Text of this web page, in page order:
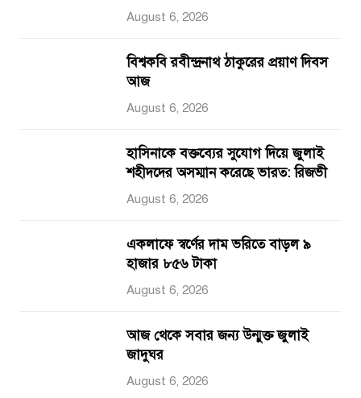
August 6, 2026
বিশ্বকবি রবীন্দ্রনাথ ঠাকুরের প্রয়াণ দিবস
আজ
August 6, 2026
হাসিনাকে বক্তব্যের সুযোগ দিয়ে জুলাই
শহীদদের অসম্মান করেছে ভারত: রিজভী
August 6, 2026
একলাফে স্বর্ণের দাম ভরিতে বাড়ল ৯
হাজার ৮৫৬ টাকা
August 6, 2026
আজ থেকে সবার জন্য উন্মুক্ত জুলাই
জাদুঘর
August 6, 2026